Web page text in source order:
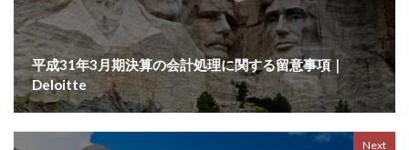
平成31年3月期決算の会計処理に関する留意事項｜
Deloitte
Next